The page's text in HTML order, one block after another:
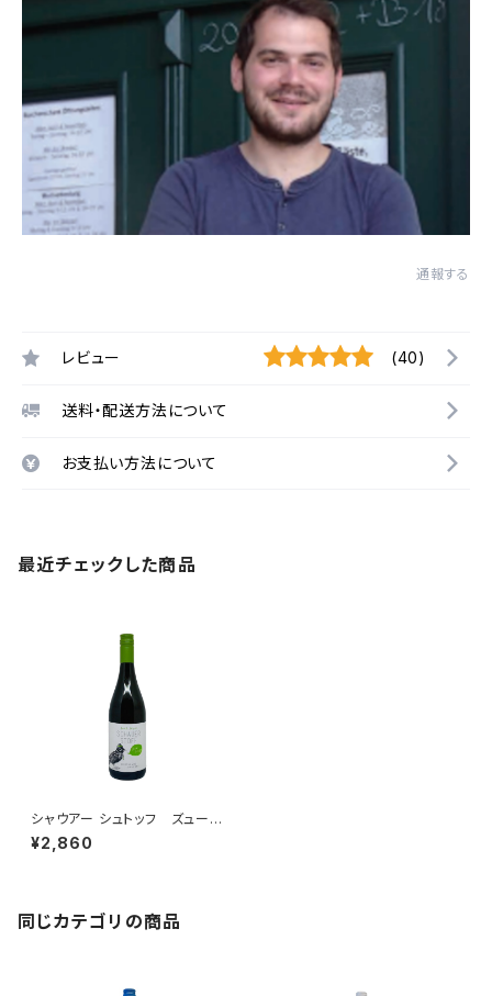
通報する
レビュー (40)
送料・配送方法について
お支払い方法について
最近チェックした商品
シャウアー シュトッフ ズュート
シュタイヤーマルク 2021
¥2,860
同じカテゴリの商品